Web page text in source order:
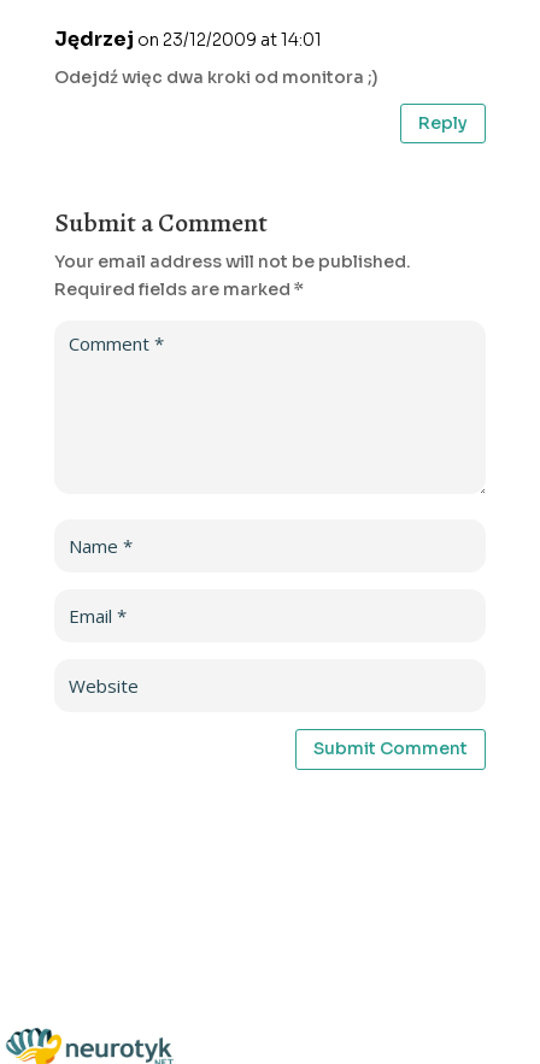
Jędrzej on 23/12/2009 at 14:01
Odejdź więc dwa kroki od monitora ;)
Reply
Submit a Comment
Your email address will not be published.
Required fields are marked *
Submit Comment